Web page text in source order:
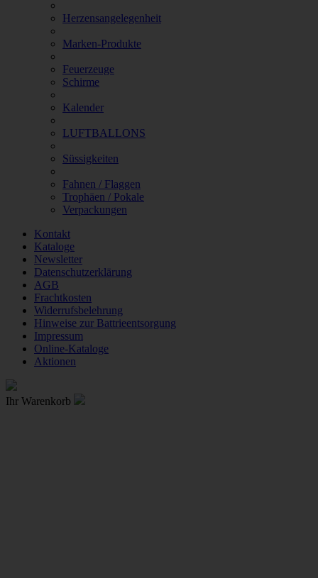
Herzensangelegenheit
Marken-Produkte
Feuerzeuge
Schirme
Kalender
LUFTBALLONS
Süssigkeiten
Fahnen / Flaggen
Trophäen / Pokale
Verpackungen
Kontakt
Kataloge
Newsletter
Datenschutzerklärung
AGB
Frachtkosten
Widerrufsbelehrung
Hinweise zur Battrieentsorgung
Impressum
Online-Kataloge
Aktionen
Ihr Warenkorb